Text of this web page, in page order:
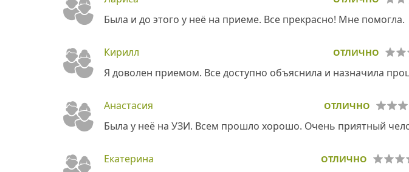
Была и до этого у неё на приеме. Все прекрасно! Мне помогла.
Кирилл ОТЛИЧНО
Я доволен приемом. Все доступно объяснила и назначила
Анастасия ОТЛИЧНО
Была у неё на УЗИ. Всем прошло хорошо. Очень приятный
Екатерина ОТЛИЧНО